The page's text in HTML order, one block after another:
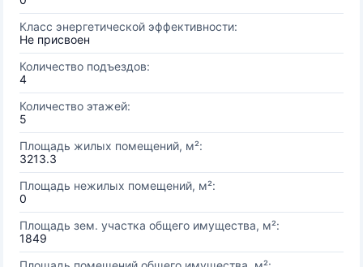
Класс энергетической эффективности:
Не присвоен
Количество подъездов:
4
Количество этажей:
5
Площадь жилых помещений, м²:
3213.3
Площадь нежилых помещений, м²:
0
Площадь зем. участка общего имущества, м²:
1849